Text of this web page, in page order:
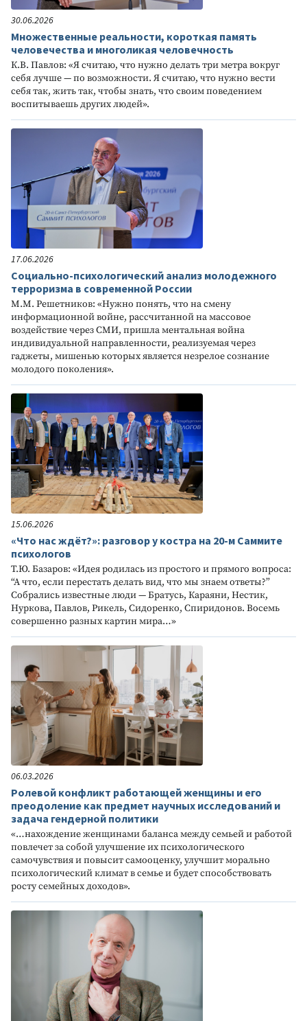
30.06.2026
Множественные реальности, короткая память
человечества и многоликая человечность
К.В. Павлов: «Я считаю, что нужно делать три метра вокруг
себя лучше — по возможности. Я считаю, что нужно вести
себя так, жить так, чтобы знать, что своим поведением
воспитываешь других людей».
17.06.2026
Социально-психологический анализ молодежного
терроризма в современной России
М.М. Решетников: «Нужно понять, что на смену
информационной войне, рассчитанной на массовое
воздействие через СМИ, пришла ментальная война
индивидуальной направленности, реализуемая через
гаджеты, мишенью которых является незрелое сознание
молодого поколения».
15.06.2026
«Что нас ждёт?»: разговор у костра на 20-м Саммите
психологов
Т.Ю. Базаров: «Идея родилась из простого и прямого вопроса:
“А что, если перестать делать вид, что мы знаем ответы?”
Собрались известные люди — Братусь, Караяни, Нестик,
Нуркова, Павлов, Рикель, Сидоренко, Спиридонов. Восемь
совершенно разных картин мира…»
06.03.2026
Ролевой конфликт работающей женщины и его
преодоление как предмет научных исследований и
задача гендерной политики
«…нахождение женщинами баланса между семьей и работой
повлечет за собой улучшение их психологического
самочувствия и повысит самооценку, улучшит морально
психологический климат в семье и будет способствовать
росту семейных доходов».